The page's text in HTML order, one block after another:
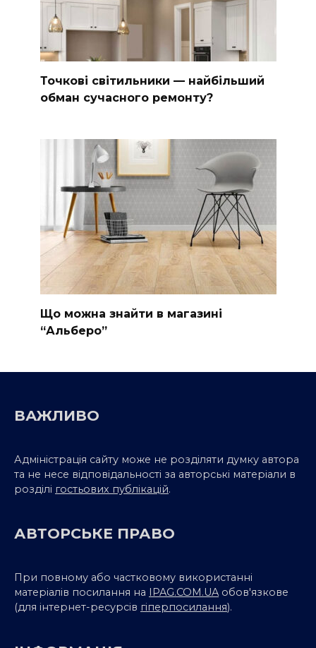
Точкові світильники — найбільший
обман сучасного ремонту?
Що можна знайти в магазині
“Альберо”
ВАЖЛИВО
Адміністрація сайту може не розділяти думку автора
та не несе відповідальності за авторські матеріали в
розділі гостьових публікацій.
АВТОРСЬКЕ ПРАВО
При повному або частковому використанні
матеріалів посилання на
IPAG.COM.UA обов'язкове
(для інтернет-ресурсів гіперпосилання).